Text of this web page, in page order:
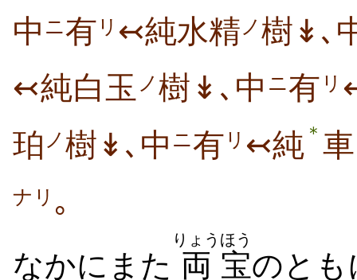
中 ニ有 リ ↢純水精 ノ 樹↡､
↢純白玉 ノ 樹↡､中 ニ有 リ
珀 ノ 樹↡､中 ニ有 リ ↢純 ＊
ナリ ｡
なかにまた 両
りょう
宝
ほう
のとも